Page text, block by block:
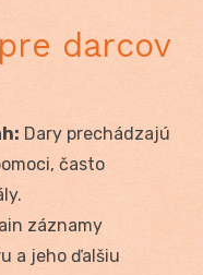
darcov
Dary prechádzajú
často
záznamy
a jeho ďalšiu